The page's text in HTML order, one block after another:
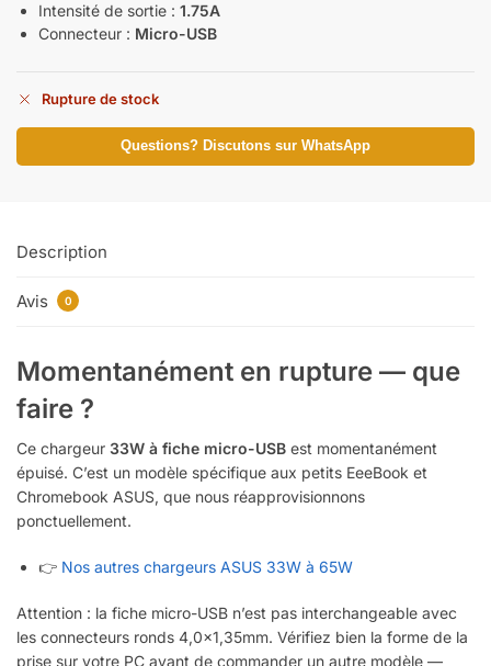
Intensité de sortie : 1.75A
Connecteur : Micro-USB
Rupture de stock
Questions? Discutons sur WhatsApp
Description
Avis 0
Momentanément en rupture — que
faire ?
Ce chargeur 33W à fiche micro-USB est momentanément
épuisé. C’est un modèle spécifique aux petits EeeBook et
Chromebook ASUS, que nous réapprovisionnons
ponctuellement.
👉 Nos autres chargeurs ASUS 33W à 65W
Attention : la fiche micro-USB n’est pas interchangeable avec
les connecteurs ronds 4,0×1,35mm. Vérifiez bien la forme de la
prise sur votre PC avant de commander un autre modèle —